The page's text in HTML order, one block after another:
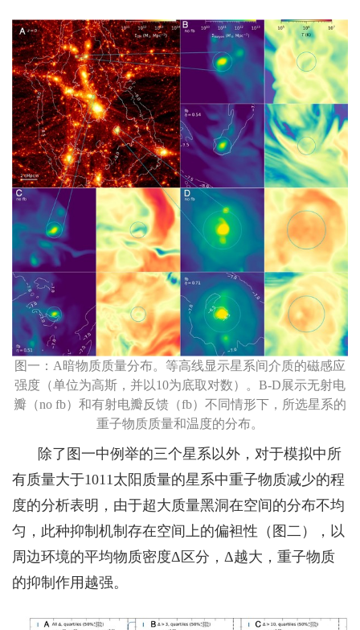
图一： A暗物质质量分布。等高线显示星系间介质的磁感应
强度（单位为高斯，并以10为底取对数）。 B-D展示无射电
瓣 （no fb） 和有射电瓣反馈 （fb） 不同情形下，所选星系的
重子物质质量和温度的分布。
除了图一中例举的三个星系以外，对于模拟中所
有质量大于1011太阳质量的星系中重子物质减少的程
度的分析表明，由于超大质量黑洞在空间的分布不均
匀，此种抑制机制存在空间上的偏袒性（图二），以
周边环境的平均物质密度Δ区分，Δ越大，重子物质
的抑制作用越强。